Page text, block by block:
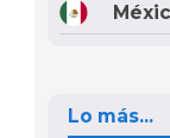
Lo más...